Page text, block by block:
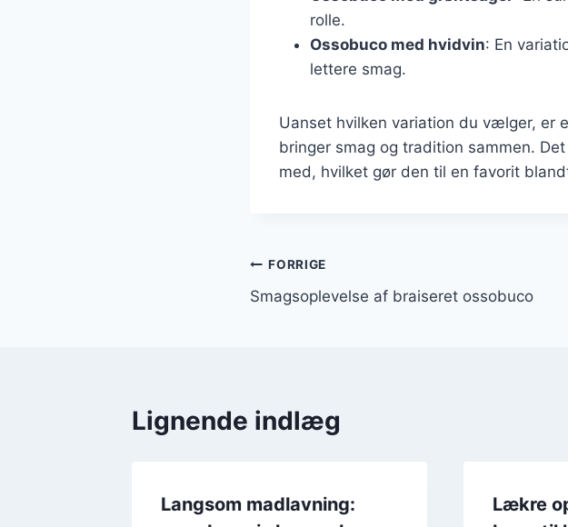
rolle.
Ossobuco med hvidvin: En
lettere smag.
Uanset hvilken variation du vælger, er
bringer smag og tradition sammen.
med, hvilket gør den til en favorit
Indlægsnavigation
FORRIGE
Smagsoplevelse af braiseret ossobuco
Lignende indlæg
Langsom madlavning:
Lækre